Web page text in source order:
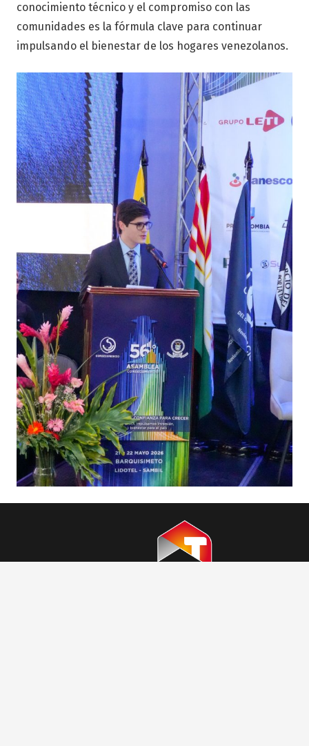
conocimiento técnico y el compromiso con las
comunidades es la fórmula clave para continuar
impulsando el bienestar de los hogares venezolanos.